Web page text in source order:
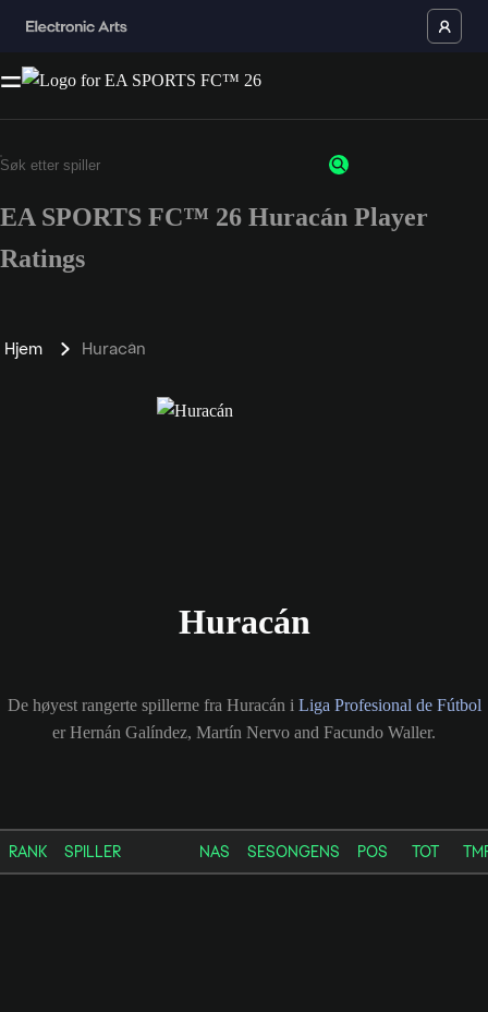
EA SPORTS FC™ 26 Huracán Player
Ratings
Hjem Huracán
Huracán
De høyest rangerte spillerne fra Huracán i Liga Profesional de Fútbol
er Hernán Galíndez, Martín Nervo and Facundo Waller.
RANK SPILLER NAS SESONGENS POS TOT